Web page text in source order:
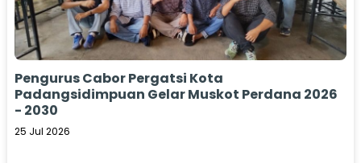
Pengurus Cabor Pergatsi Kota
Padangsidimpuan Gelar Muskot Perdana 2026
- 2030
25 Jul 2026